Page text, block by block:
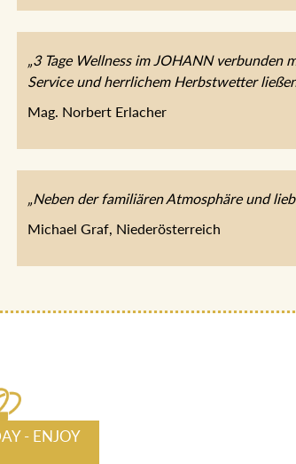
„3 Tage Wellness im JOHANN
Service und herrlichem Herbstwetter
Mag. Norbert Erlacher
„Neben der familiären Atmosphäre und
Michael Graf, Niederösterreich
- ENJOY